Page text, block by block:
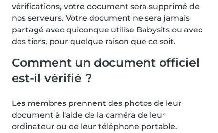
vérifications, votre document sera supprimé de
nos serveurs. Votre document ne sera jamais
partagé avec quiconque utilise Babysits ou avec
des tiers, pour quelque raison que ce soit.
Comment un document officiel
est-il vérifié ?
Les membres prennent des photos de leur
document à l'aide de la caméra de leur
ordinateur ou de leur téléphone portable.